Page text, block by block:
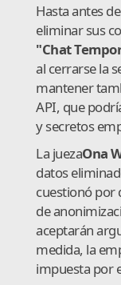
Hasta antes
eliminar sus
"Chat
al cerrarse la
mantener
API, que
y secretos
La juezaOna
datos
cuestionó por
de
aceptarán
medida, la
impuesta por